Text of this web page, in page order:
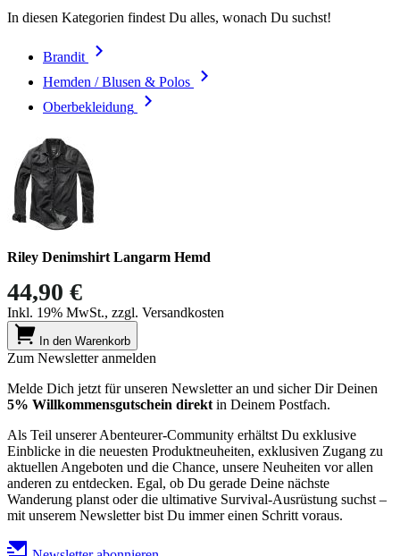
In diesen Kategorien findest Du alles, wonach Du suchst!
Brandit
Hemden / Blusen & Polos
Oberbekleidung
Riley Denimshirt Langarm Hemd
44,90 €
Inkl. 19% MwSt., zzgl. Versandkosten
In den Warenkorb
Zum Newsletter anmelden
Melde Dich jetzt für unseren Newsletter an und sicher Dir Deinen
5% Willkommensgutschein direkt in Deinem Postfach.
Als Teil unserer Abenteurer-Community erhältst Du exklusive
Einblicke in die neuesten Produktneuheiten, exklusiven Zugang zu
aktuellen Angeboten und die Chance, unsere Neuheiten vor allen
anderen zu entdecken. Egal, ob Du gerade Deine nächste
Wanderung planst oder die ultimative Survival-Ausrüstung suchst –
mit unserem Newsletter bist Du immer einen Schritt voraus.